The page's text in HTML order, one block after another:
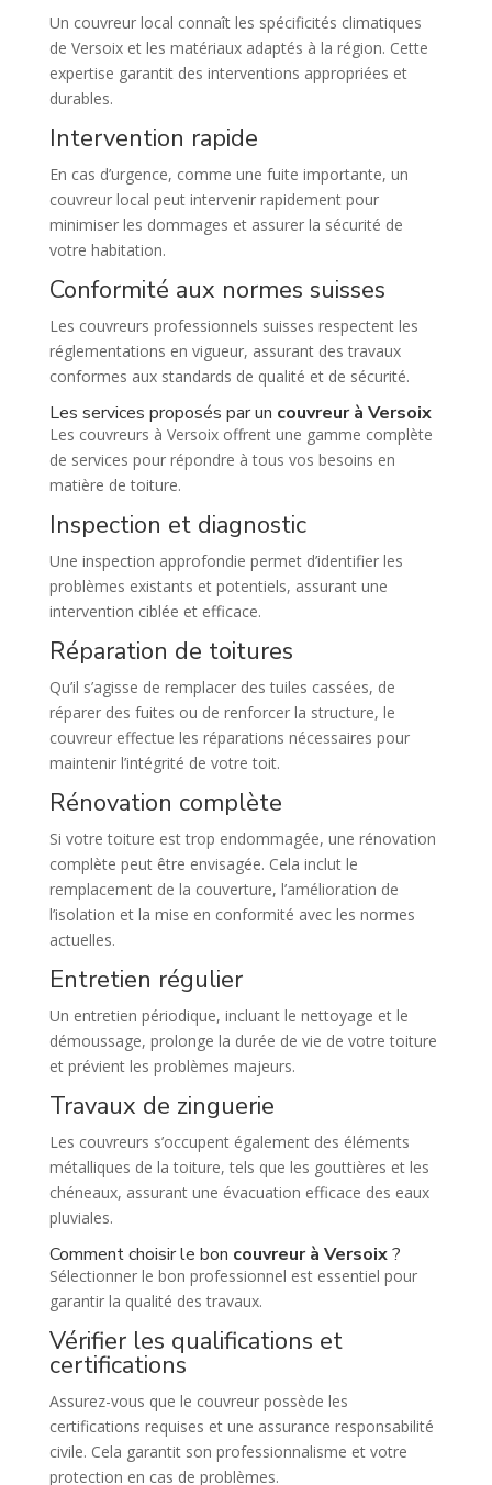
Un couvreur local connaît les spécificités climatiques
de Versoix et les matériaux adaptés à la région. Cette
expertise garantit des interventions appropriées et
durables.
Intervention rapide
En cas d’urgence, comme une fuite importante, un
couvreur local peut intervenir rapidement pour
minimiser les dommages et assurer la sécurité de
votre habitation.
Conformité aux normes suisses
Les couvreurs professionnels suisses respectent les
réglementations en vigueur, assurant des travaux
conformes aux standards de qualité et de sécurité.
Les services proposés par un couvreur à Versoix
Les couvreurs à Versoix offrent une gamme complète
de services pour répondre à tous vos besoins en
matière de toiture.
Inspection et diagnostic
Une inspection approfondie permet d’identifier les
problèmes existants et potentiels, assurant une
intervention ciblée et efficace.
Réparation de toitures
Qu’il s’agisse de remplacer des tuiles cassées, de
réparer des fuites ou de renforcer la structure, le
couvreur effectue les réparations nécessaires pour
maintenir l’intégrité de votre toit.
Rénovation complète
Si votre toiture est trop endommagée, une rénovation
complète peut être envisagée. Cela inclut le
remplacement de la couverture, l’amélioration de
l’isolation et la mise en conformité avec les normes
actuelles.
Entretien régulier
Un entretien périodique, incluant le nettoyage et le
démoussage, prolonge la durée de vie de votre toiture
et prévient les problèmes majeurs.
Travaux de zinguerie
Les couvreurs s’occupent également des éléments
métalliques de la toiture, tels que les gouttières et les
chéneaux, assurant une évacuation efficace des eaux
pluviales.
Comment choisir le bon couvreur à Versoix?
Sélectionner le bon professionnel est essentiel pour
garantir la qualité des travaux.
Vérifier les qualifications et
certifications
Assurez-vous que le couvreur possède les
certifications requises et une assurance responsabilité
civile. Cela garantit son professionnalisme et votre
protection en cas de problèmes.